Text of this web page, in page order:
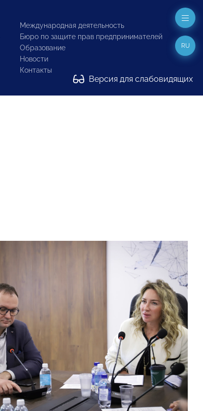
Международная деятельность
Бюро по защите прав предпринимателей
Образование
Новости
Контакты
Версия для слабовидящих
RU